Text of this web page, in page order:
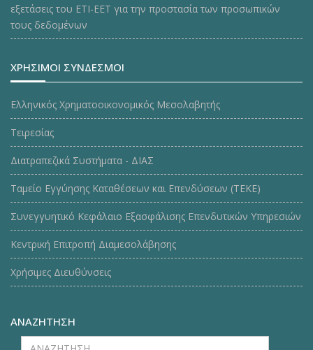
εξετάσεις του ΕΤΙ-ΕΕΤ για την προστασία των προσωπικών
τους δεδομένων
ΧΡΗΣΙΜΟΙ ΣΥΝΔΕΣΜΟΙ
Ελληνικός Χρηματοοικονομικός Μεσολαβητής
Τειρεσίας
Διατραπεζικά Συστήματα - ΔΙΑΣ
Ταμείο Εγγύησης Καταθέσεων και Επενδύσεων (ΤΕΚE)
Συνεγγυητικό Κεφάλαιο Εξασφάλισης Επενδυτικών Υπηρεσιών
Κεντρική Επιτροπή Διαμεσολάβησης
Χρήσιμες Διευθύνσεις
ΑΝΑΖΗΤΗΣΗ
ΑΝΑΖΗΤΗΣΗ